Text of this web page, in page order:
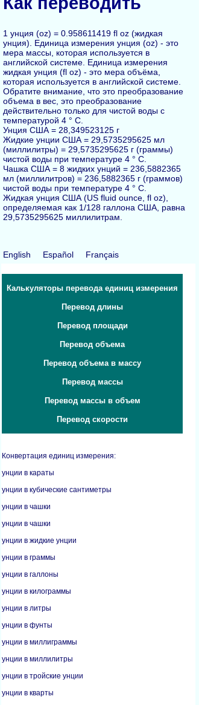
1 унция (oz) = 0.958611419 fl oz (жидкая
унция). Единица измерения унция (oz) - это
мера массы, которая используется в
английской системе. Единица измерения
жидкая унция (fl oz) - это мера объёма,
которая используется в английской системе.
Обратите внимание, что это преобразование
объема в вес, это преобразование
действительно только для чистой воды с
температурой 4 ° C.
Унция США = 28,349523125 г
Жидкие унции США = 29,5735295625 мл
(миллилитры) = 29,5735295625 г (граммы)
чистой воды при температуре 4 ° C.
Чашка США = 8 жидких унций = 236,5882365
мл (миллилитров) = 236,5882365 г (граммов)
чистой воды при температуре 4 ° C.
Жидкая унция США (US fluid ounce, fl oz),
определяемая как 1/128 галлона США, равна
29,5735295625 миллилитрам.
English Español Français
Калькуляторы перевода единиц измерения
Перевод длины
Перевод площади
Перевод объема
Перевод объема в массу
Перевод массы
Перевод массы в объем
Перевод скорости
Конвертация единиц измерения:
унции в караты
унции в кубические сантиметры
унции в чашки
унции в чашки
унции в жидкие унции
унции в граммы
унции в галлоны
унции в килограммы
унции в литры
унции в фунты
унции в миллиграммы
унции в миллилитры
унции в тройские унции
унции в кварты